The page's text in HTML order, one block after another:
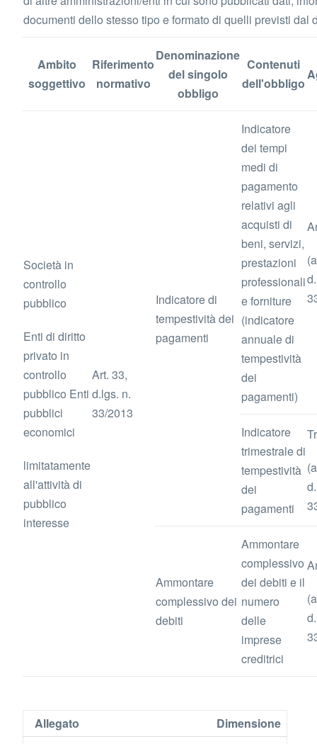
documenti dello stesso tipo e formato di quelli previsti dal
Ambito
soggettivo
Riferimento
normativo
Denominazione
del singolo
obbligo
Contenuti
dell'obbligo
Società in
controllo
pubblico
Enti di diritto
privato in
controllo
pubblico Enti
pubblici
economici
limitatamente
all'attività di
pubblico
interesse
Art. 33,
d.lgs. n.
33/2013
Indicatore di
tempestività dei
pagamenti
Indicatore
dei tempi
medi di
pagamento
relativi agli
acquisti di
beni, servizi,
prestazioni
professionali
e forniture
(indicatore
annuale di
tempestività
dei
pagamenti)
Indicatore
trimestrale di
tempestività
dei
pagamenti
Ammontare
complessivo dei
debiti
Ammontare
complessivo
dei debiti e il
numero
delle
imprese
creditrici
Allegato
Dimensione